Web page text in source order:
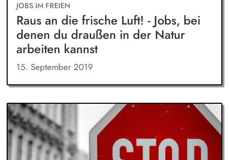
JOBS IM FREIEN
Raus an die frische Luft! - Jobs, bei
denen du draußen in der Natur
arbeiten kannst
15. September 2019